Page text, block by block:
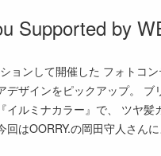
Supported by
ョンして開催した フォトコ
デザインをピックアップ。 ブ
イルミナカラー』で、 ツヤ髪
回はOORRY.の岡田守人さん